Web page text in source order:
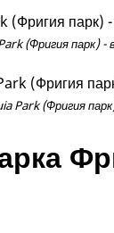
(Фригия парк)
Park (Фригия